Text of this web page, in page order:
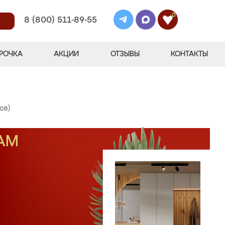
8 (800) 511-89-55
0
АКЦИИ ОТЗЫВЫ КОНТАКТЫ